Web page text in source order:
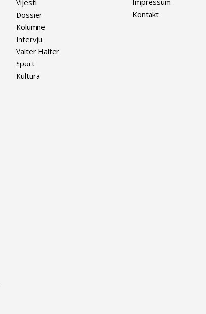
Vijesti
Dossier
Kolumne
Intervju
Valter Halter
Sport
Kultura
Impressum
Kontakt